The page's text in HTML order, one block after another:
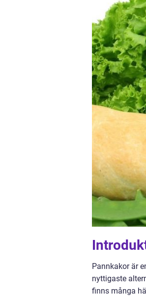
Pannkakor är
nyttigaste
finns många